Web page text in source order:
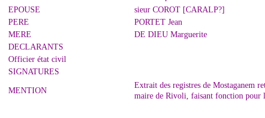
EPOUSE
sieur COROT [CARALP?]
PERE
PORTET Jean
MERE
DE DIEU Marguerite
DECLARANTS
Officier état civil
SIGNATURES
MENTION
Extrait des registres de Mostaganem
maire de Rivoli, faisant fonction pour